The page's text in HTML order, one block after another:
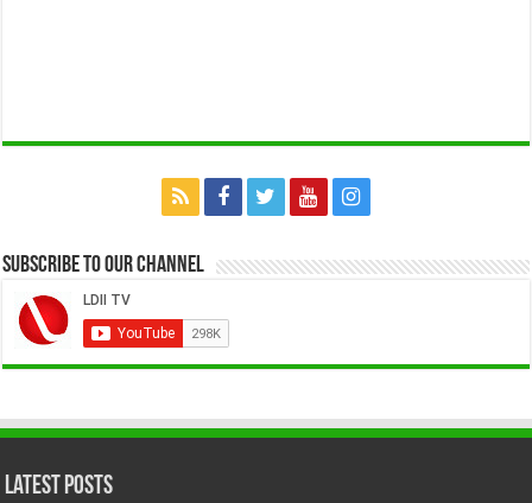
Subscribe to our Channel
Latest Posts